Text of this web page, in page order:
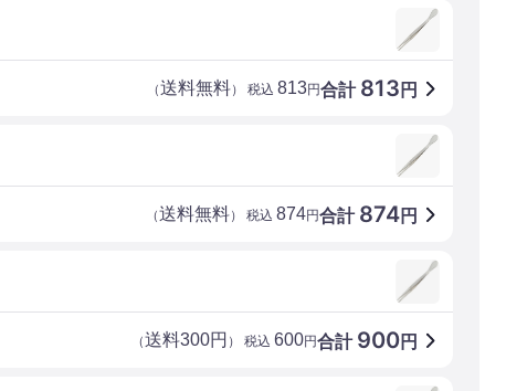
合計 813 円
（送料無料） 税込 813円
合計 874円
（送料無料） 税込 874円
合計 900円
（送料300円 ） 税込 600円